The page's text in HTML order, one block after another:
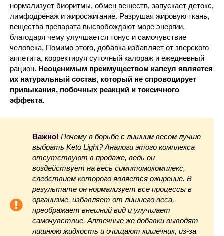
нормализует биоритмы, обмен веществ, запускает детокс,
лимфодренаж и жиросжигание. Разрушая жировую ткань,
вещества препарата высвобождают море энергии,
благодаря чему улучшается тонус и самочувствие
человека. Помимо этого, добавка избавляет от зверского
аппетита, корректируя суточный калораж и ежедневный
рацион. Неоценимым преимуществом капсул является
их натуральный состав, который не спровоцирует
привыкания, побочных реакций и токсичного
эффекта.
Важно! Почему в борьбе с лишним весом лучше
выбрать Keto Light? Аналоги этого комплекса
отсутствуют в продаже, ведь он
воздействует на весь симптомокомплекс,
следствием которого является ожирение. В
результате он нормализует все процессы в
организме, избавляет от лишнего веса,
преображает внешний вид и улучшает
самочувствие. Аптечные же добавки выводят
лишнюю жидкость и очищают кишечник, из-за